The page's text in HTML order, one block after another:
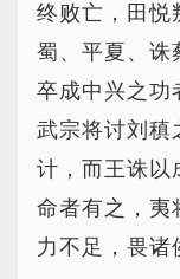
终败亡，田悦
蜀、平夏、诛
卒成中兴之功
武宗将讨刘稹
计，而王诛以
命者有之，夷
力不足，畏诸